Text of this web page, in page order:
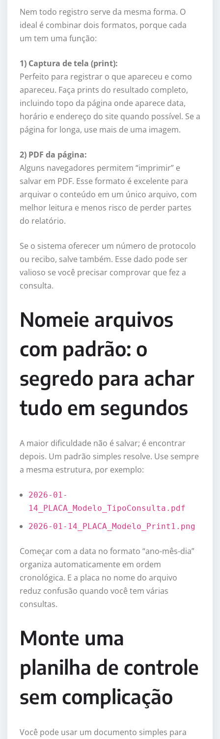
Nem todo registro serve da mesma forma. O
ideal é combinar dois formatos, porque cada
um tem uma função:
1) Captura de tela (print):
Perfeito para registrar o que apareceu e como
apareceu. Faça prints do resultado completo,
incluindo topo da página onde aparece data,
horário e endereço do site quando possível. Se a
página for longa, use mais de uma imagem.
2) PDF da página:
Alguns navegadores permitem “imprimir” e
salvar em PDF. Esse formato é excelente para
arquivar o conteúdo em um único arquivo, com
melhor leitura e menos risco de perder partes
do relatório.
Se o sistema oferecer um número de protocolo
ou recibo, salve também. Esse dado pode ser
valioso se você precisar comprovar que fez a
consulta.
Nomeie arquivos
com padrão: o
segredo para achar
tudo em segundos
A maior dificuldade não é salvar; é encontrar
depois. Um padrão simples resolve. Use sempre
a mesma estrutura, por exemplo:
2026-01-
14_PLACA_Modelo_TipoConsulta.pdf
2026-01-14_PLACA_Modelo_Print1.png
Começar com a data no formato “ano-mês-dia”
organiza automaticamente em ordem
cronológica. E a placa no nome do arquivo
reduz confusão quando você tem várias
consultas.
Monte uma
planilha de controle
sem complicação
Você pode usar um documento simples para